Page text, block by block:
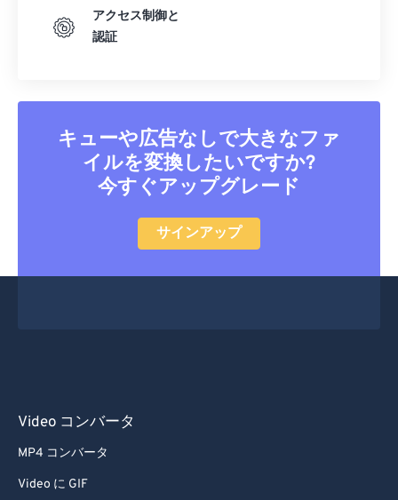
アクセス制御と
認証
キューや広告なしで大きなファ
イルを変換したいですか?
今すぐアップグレード
サインアップ
Video コンバータ
MP4 コンバータ
Video に GIF